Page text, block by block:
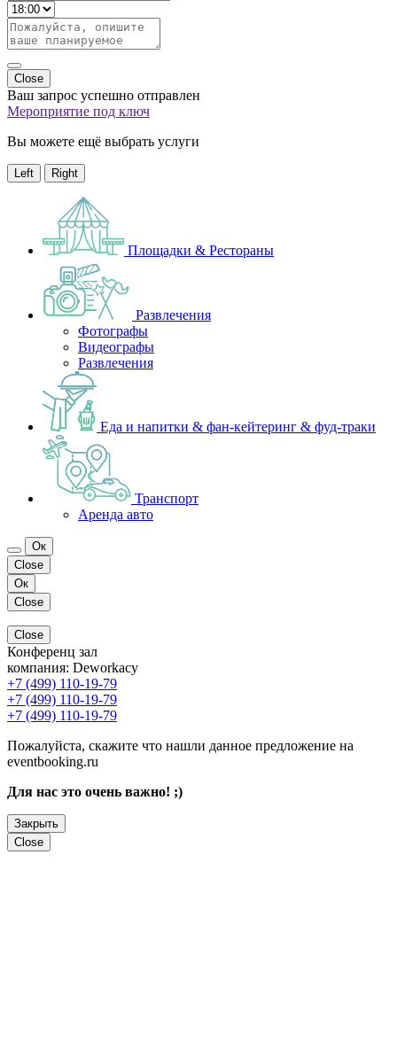
Close
Ваш запрос успешно отправлен
Мероприятие под ключ
Вы можете ещё выбрать услуги
Left Right
Площадки & Рестораны
Развлечения
Фотографы
Видеографы
Развлечения
Еда и напитки & фан-кейтеринг & фуд-траки
Транспорт
Аренда авто
Ок
Close
Ок
Close
Close
Конференц зал
компания: Deworkacy
+7 (499) 110-19-79
+7 (499) 110-19-79
+7 (499) 110-19-79
Пожалуйста, скажите что нашли данное предложение на
eventbooking.ru
Для нас это очень важно! ;)
Закрыть
Close